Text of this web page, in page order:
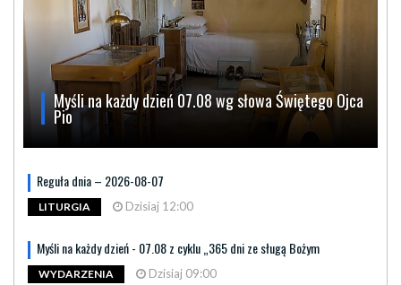
Myśli na każdy dzień 07.08 wg słowa Świętego Ojca
Pio
Reguła dnia – 2026-08-07
LITURGIA Dzisiaj 12:00
Myśli na każdy dzień - 07.08 z cyklu „365 dni ze sługą Bożym
WYDARZENIA Dzisiaj 09:00